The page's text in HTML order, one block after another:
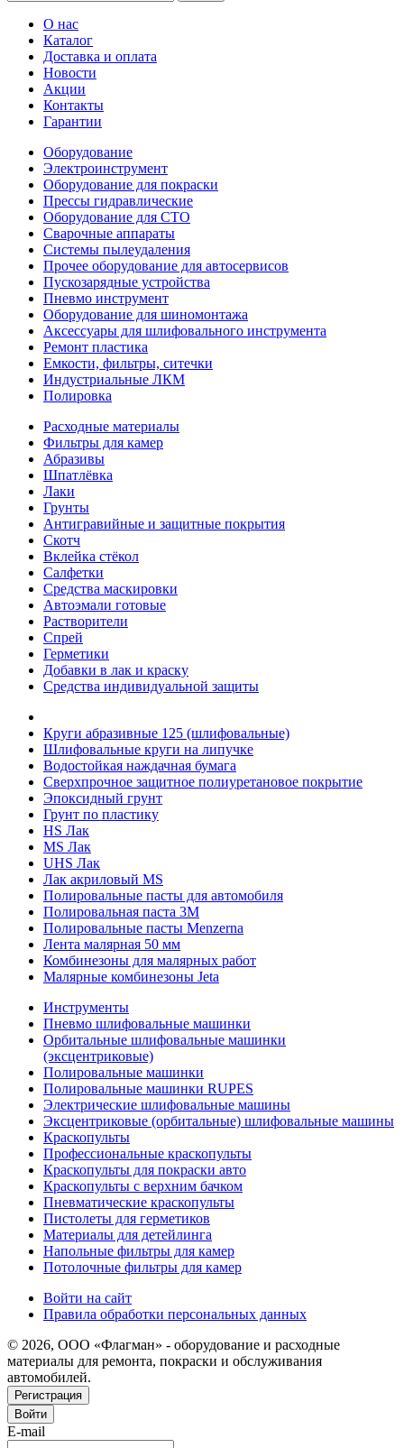
О нас
Каталог
Доставка и оплата
Новости
Акции
Контакты
Гарантии
Оборудование
Электроинструмент
Оборудование для покраски
Прессы гидравлические
Оборудование для СТО
Сварочные аппараты
Системы пылеудаления
Прочее оборудование для автосервисов
Пускозарядные устройства
Пневмо инструмент
Оборудование для шиномонтажа
Аксессуары для шлифовального инструмента
Ремонт пластика
Емкости, фильтры, ситечки
Индустриальные ЛКМ
Полировка
Расходные материалы
Фильтры для камер
Абразивы
Шпатлёвка
Лаки
Грунты
Антигравийные и защитные покрытия
Скотч
Вклейка стёкол
Салфетки
Средства маскировки
Автоэмали готовые
Растворители
Спрей
Герметики
Добавки в лак и краску
Средства индивидуальной защиты
Круги абразивные 125 (шлифовальные)
Шлифовальные круги на липучке
Водостойкая наждачная бумага
Сверхпрочное защитное полиуретановое покрытие
Эпоксидный грунт
Грунт по пластику
HS Лак
MS Лак
UHS Лак
Лак акриловый MS
Полировальные пасты для автомобиля
Полировальная паста 3М
Полировальные пасты Menzerna
Лента малярная 50 мм
Комбинезоны для малярных работ
Малярные комбинезоны Jeta
Инструменты
Пневмо шлифовальные машинки
Орбитальные шлифовальные машинки
(эксцентриковые)
Полировальные машинки
Полировальные машинки RUPES
Электрические шлифовальные машины
Эксцентриковые (орбитальные) шлифовальные машины
Краскопульты
Профессиональные краскопульты
Краскопульты для покраски авто
Краскопульты с верхним бачком
Пневматические краскопульты
Пистолеты для герметиков
Материалы для детейлинга
Напольные фильтры для камер
Потолочные фильтры для камер
Войти на сайт
Правила обработки персональных данных
© 2026, ООО «Флагман» - оборудование и расходные
материалы для ремонта, покраски и обслуживания
автомобилей.
Регистрация
Войти
E-mail